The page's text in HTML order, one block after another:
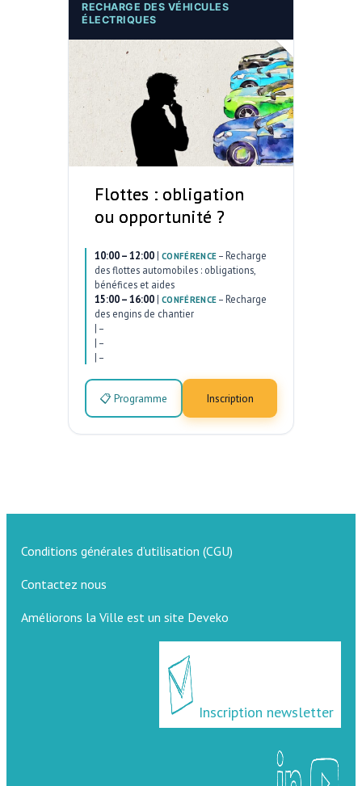
RECHARGE DES VÉHICULES
ÉLECTRIQUES
Flottes : obligation
ou opportunité ?
10:00 – 12:00 | CONFÉRENCE – Recharge
des flottes automobiles : obligations,
bénéfices et aides
15:00 – 16:00 | CONFÉRENCE – Recharge
des engins de chantier
| –
| –
| –
📋 Programme Inscription
Conditions générales d’utilisation (CGU)
Contactez nous
Améliorons la Ville est un site Deveko
Inscription newsletter